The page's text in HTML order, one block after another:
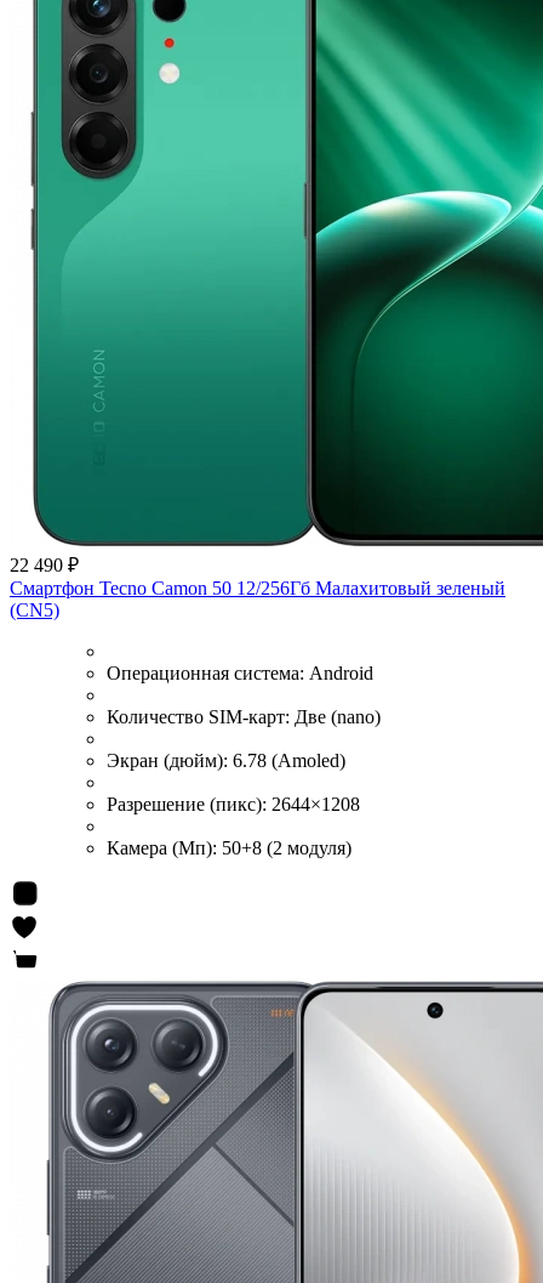
22 490 ₽
Смартфон Tecno Camon 50 12/256Гб Малахитовый зеленый
(CN5)
Операционная система: Android
Количество SIM-карт: Две (nano)
Экран (дюйм): 6.78 (Amoled)
Разрешение (пикс): 2644×1208
Камера (Мп): 50+8 (2 модуля)